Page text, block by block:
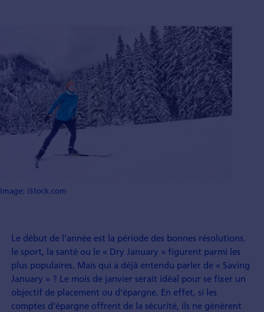
Image: iStock.com
Le début de l’année est la période des bonnes résolutions.
le sport, la santé ou le « Dry January » figurent parmi les
plus populaires. Mais qui a déjà entendu parler de « Saving
January » ? Le mois de janvier serait idéal pour se fixer un
objectif de placement ou d'épargne. En effet, si les
comptes d’épargne offrent de la sécurité, ils ne génèrent